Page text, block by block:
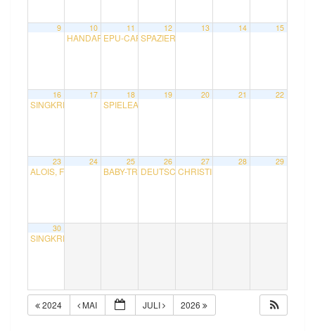
9 10
HANDARBEITSRUNDE mit Andrea und Irene
11
EPU-CAFE mit Natalie
12
SPAZIERGANG ENTLANG DES ALSBACHS
13 14 15
16
SINGKREIS mit Rudolf15:00
17 18
SPIELEABEND mit Daniela, Bodo und Karl
19 20 21 22
23
ALOIS, FRITZ & RUDI STELLEN LITERATUR ZUM THEMA „KOCHEN“
24 25
BABY-TREFF mit Sarah10:00
26
DEUTSCH-CAFE mit Adrian
27
CHRISTINE NÖSTLINGER –
28 29
30
SINGKREIS mit Rudolf
2024 MAI JULI 2026